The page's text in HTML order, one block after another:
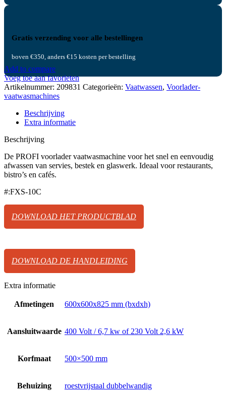
Gratis verzending voor alle bestellingen
boven €350, anders €15 kosten per bestelling
Add to compare
Voeg toe aan favorieten
Artikelnummer: 209831 Categorieën: Vaatwassen, Voorlader-
vaatwasmachines
Beschrijving
Extra informatie
Beschrijving
De PROFI voorlader vaatwasmachine voor het snel en eenvoudig
afwassen van servies, bestek en glaswerk. Ideaal voor restaurants,
bistro’s en cafés.
#:FXS-10C
DOWNLOAD HET PRODUCTBLAD
DOWNLOAD DE HANDLEIDING
Extra informatie
Afmetingen 600x600x825 mm (bxdxh)
Aansluitwaarde 400 Volt / 6,7 kw of 230 Volt 2,6 kW
Korfmaat 500×500 mm
Behuizing roestvrijstaal dubbelwandig